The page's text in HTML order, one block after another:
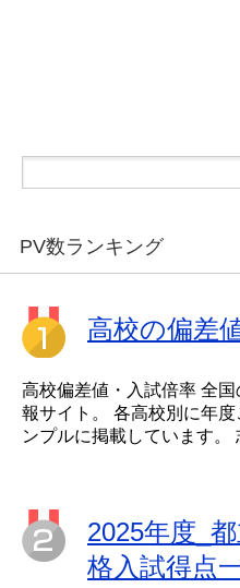
PV数ランキング
高校の偏差
高校偏差値・入試倍率 全
報サイト。 各高校別に年
ンプルに掲載しています。
2025年度_
格入試得点